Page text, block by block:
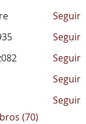
Seguir
Seguir
Seguir
Seguir
Seguir
(70)